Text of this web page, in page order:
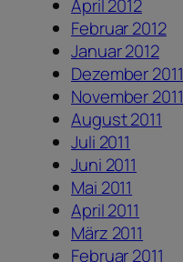
April 2012
Februar 2012
Januar 2012
Dezember 2011
November 2011
August 2011
Juli 2011
Juni 2011
Mai 2011
April 2011
März 2011
Februar 2011